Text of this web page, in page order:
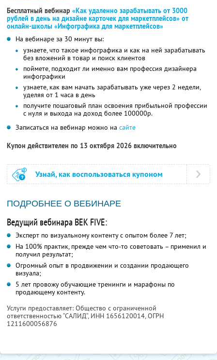
Бесплатный вебинар «Как удаленно зарабатывать от 3000
рублей в день на дизайне карточек для маркетплейсов» от
онлайн-школы «Инфографика для маркетплейсов»
На вебинаре за 30 минут вы:
узнаете, что такое инфографика и как на ней зарабатывать
без вложений в товар и поиск клиентов
поймете, подходит ли именно вам профессия дизайнера
инфографики
узнаете, как вам начать зарабатывать уже через 2 недели,
уделяя от 1 часа в день
получите пошаговый план освоения прибыльной профессии
с нуля и выхода на доход более 100000р.
Записаться на вебинар можно на сайте
Купон действителен по 13 октября 2026 включительно
Узнай, как воспользоваться купоном
ПОДРОБНЕЕ О ВЕБИНАРЕ
Ведущий вебинара ВЕК FIVE:
Эксперт по визуальному контенту с опытом более 7 лет;
На 100% практик, прежде чем что-то советовать – применил и
получил результат;
Огромный опыт в продвижении и создании продающего
визуала;
5 лет провожу обучающие тренинги и марафоны по
продающему контенту.
Услуги предоставляет: Общество с ограниченной
ответственностью “САЛИД”, ИНН 1656120014, ОГРН
1211600056876